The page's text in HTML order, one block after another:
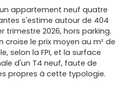
appartement neuf quatre
s'estime autour de 404
trimestre 2026, hors parking.
le prix moyen au m² de
selon la FPI, et la surface
d'un T4 neuf, faute de
propres à cette typologie.